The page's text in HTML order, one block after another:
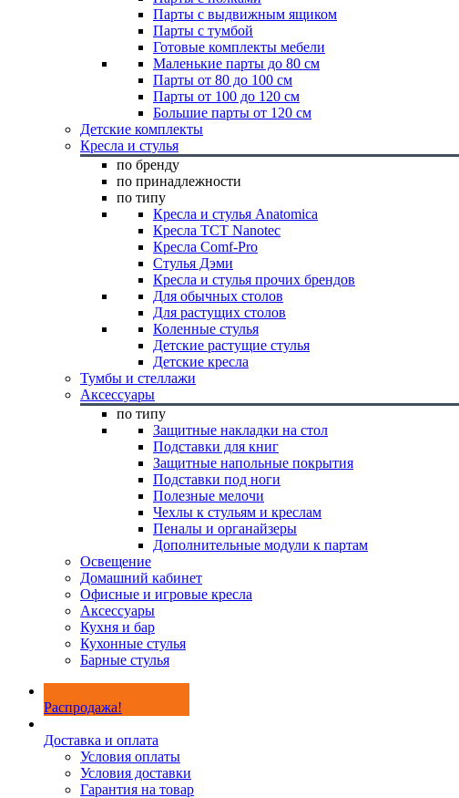
Парты с выдвижным ящиком
Парты с тумбой
Готовые комплекты мебели
Маленькие парты до 80 см
Парты от 80 до 100 см
Парты от 100 до 120 см
Большие парты от 120 см
Детские комплекты
Кресла и стулья
по бренду
по принадлежности
по типу
Кресла и стулья Anatomica
Кресла TCT Nanotec
Кресла Comf-Pro
Стулья Дэми
Кресла и стулья прочих брендов
Для обычных столов
Для растущих столов
Коленные стулья
Детские растущие стулья
Детские кресла
Тумбы и стеллажи
Аксессуары
по типу
Защитные накладки на стол
Подставки для книг
Защитные напольные покрытия
Подставки под ноги
Полезные мелочи
Чехлы к стульям и креслам
Пеналы и органайзеры
Дополнительные модули к партам
Освещение
Домашний кабинет
Офисные и игровые кресла
Аксессуары
Кухня и бар
Кухонные стулья
Барные стулья
Распродажа!
Доставка и оплата
Условия оплаты
Условия доставки
Гарантия на товар